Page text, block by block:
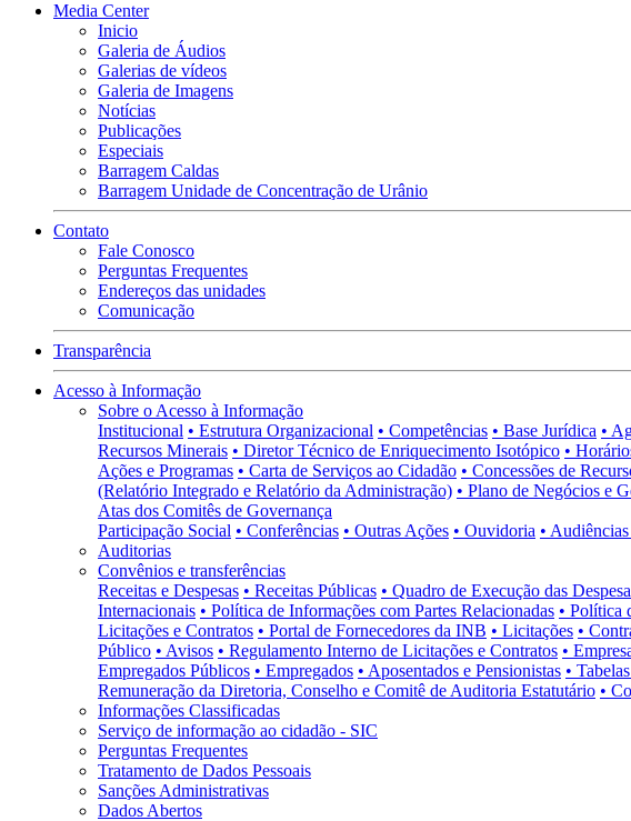
Media Center
Inicio
Galeria de Áudios
Galerias de vídeos
Galeria de Imagens
Notícias
Publicações
Especiais
Barragem Caldas
Barragem Unidade de Concentração de Urânio
Contato
Fale Conosco
Perguntas Frequentes
Endereços das unidades
Comunicação
Transparência
Acesso à Informação
Sobre o Acesso à Informação
Institucional • Estrutura Organizacional • Competências • Base Jurídica •
Recursos Minerais • Diretor Técnico de Enriquecimento Isotópico •
Ações e Programas • Carta de Serviços ao Cidadão • Concessões de
(Relatório Integrado e Relatório da Administração) • Plano de Negócios e
Atas dos Comitês de Governança
Participação Social • Conferências • Outras Ações • Ouvidoria •
Auditorias
Convênios e transferências
Receitas e Despesas • Receitas Públicas • Quadro de Execução das
Internacionais • Política de Informações com Partes Relacionadas • Política
Licitações e Contratos • Portal de Fornecedores da INB • Licitações •
Público • Avisos • Regulamento Interno de Licitações e Contratos •
Empregados Públicos • Empregados • Aposentados e Pensionistas •
Remuneração da Diretoria, Conselho e Comitê de Auditoria Estatutário •
Informações Classificadas
Serviço de informação ao cidadão - SIC
Perguntas Frequentes
Tratamento de Dados Pessoais
Sanções Administrativas
Dados Abertos